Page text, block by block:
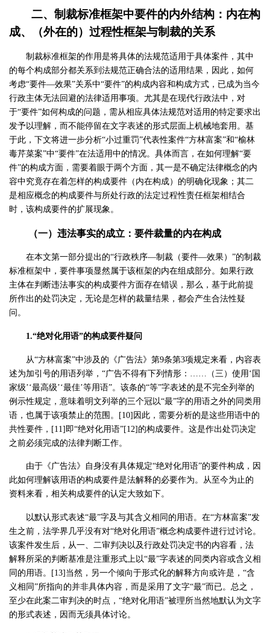
二、制裁标准框架中要件的内外结构：内在构
成、（外在的）过程性框架与制裁的关系
制裁标准框架的作用是将具体的法规范适用于具体案件，其中
的每个构成部分都关系到法规范正确合法的适用结果，因此，如何
考虑“要件—效果”关系中“要件”的构成内容和构成方式，已成为当今
行政主体无法回避的法律适用事项。尤其是在现代行政法中，对
于“要件”如何构成的问题，需从相应具体法规范对适用的特定要求出
发予以理解，而不能停留在文字表述的形式层面上机械地套用。基
于此，下文将进一步分析“小过重罚”代表性案件“方林富案”和“榆林
毒芹菜案”中“要件”在法适用中的情况。具体而言，在如何理解“要
件”的构成方面，需要着眼于两个方面，其一是不确定法律概念的内
容中究竟存在着怎样的构成要件（内在构成）的明确化现象；其二
是相应概念的构成要件与所处行政的法定过程性责任框架相结合
时，该构成要件的扩展现象。
（一）违法事实的成立：要件裁量的内在构成
在本文第一部分提出的“行政秩序—制裁（要件—效果）”的制裁
标准框架中，要件事项显然属于该框架的内在组成部分。如果行政
主体在判断违法事实的构成要件方面存在错误，那么，基于此前提
所作出的处罚决定，无论是怎样的裁量结果，都会产生合法性疑
问。
1.“绝对化用语”的构成要件疑问
从“方林富案”中涉及的《广告法》第9条第3项规定来看，内容表
述为加引号的用语列举，“广告不得有下列情形：……（三）使用‘国
家级’‘最高级’‘最佳’等用语”。该条的“等”字表述的是不完全列举的
例示性规定，意味着明文列举的三个冠以“最”字的用语之外的同类用
语，也属于该项禁止的范围。[10]因此，需要分析的是这些用语中的
共性要件，[11]即“绝对化用语”[12]的构成要件。这是作出处罚决定
之前必须完成的法律判断工作。
由于《广告法》自身没有具体规定“绝对化用语”的要件构成，因
此如何理解该用语的构成要件是法解释的必要作为。从至今为止的
资料来看，相关构成要件的认定大致如下。
以默认形式表述“最”字及与其含义相同的用语。在“方林富案”发
生之前，法学界几乎没有对“绝对化用语”概念构成要件进行过讨论。
该案件发生后，从一、二审判决以及行政处罚决定书的内容看，法
解释所采的判断基准是注重形式上以“最”字表述的同类内容或含义相
同的用语。[13]当然，另一个倾向于形式化的解释方向或许是，“含
义相同”所指向的并非具体内容，而是采用了文字“最”而已。总之，
至少在此案二审判决的时点，“绝对化用语”被理所当然地默认为文字
的形式表述，因而无须具体讨论。